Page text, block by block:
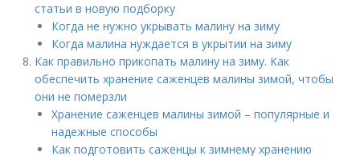
статьи в новую подборку
Когда не нужно укрывать малину на зиму
Когда малина нуждается в укрытии на зиму
Как правильно прикопать малину на зиму. Как
обеспечить хранение саженцев малины зимой, чтобы
они не померзли
Хранение саженцев малины зимой – популярные и
надежные способы
Как подготовить саженцы к зимнему хранению